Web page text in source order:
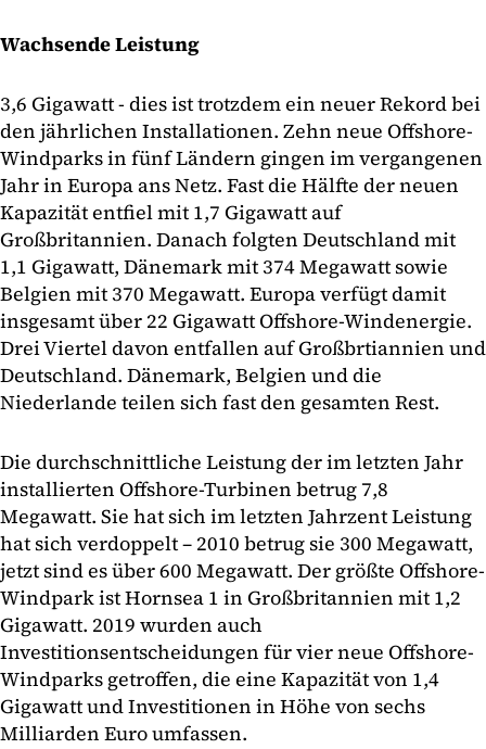
Wachsende Leistung
3,6 Gigawatt - dies ist trotzdem ein neuer Rekord bei
den jährlichen Installationen. Zehn neue Offshore-
Windparks in fünf Ländern gingen im vergangenen
Jahr in Europa ans Netz. Fast die Hälfte der neuen
Kapazität entfiel mit 1,7 Gigawatt auf
Großbritannien. Danach folgten Deutschland mit
1,1 Gigawatt, Dänemark mit 374 Megawatt sowie
Belgien mit 370 Megawatt. Europa verfügt damit
insgesamt über 22 Gigawatt Offshore-Windenergie.
Drei Viertel davon entfallen auf Großbrtiannien und
Deutschland. Dänemark, Belgien und die
Niederlande teilen sich fast den gesamten Rest.
Die durchschnittliche Leistung der im letzten Jahr
installierten Offshore-Turbinen betrug 7,8
Megawatt. Sie hat sich im letzten Jahrzent Leistung
hat sich verdoppelt – 2010 betrug sie 300 Megawatt,
jetzt sind es über 600 Megawatt. Der größte Offshore-
Windpark ist Hornsea 1 in Großbritannien mit 1,2
Gigawatt. 2019 wurden auch
Investitionsentscheidungen für vier neue Offshore-
Windparks getroffen, die eine Kapazität von 1,4
Gigawatt und Investitionen in Höhe von sechs
Milliarden Euro umfassen.